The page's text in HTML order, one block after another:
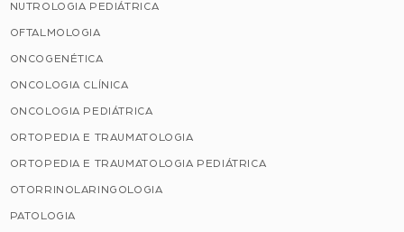
NUTROLOGIA PEDIÁTRICA
OFTALMOLOGIA
ONCOGENÉTICA
ONCOLOGIA CLÍNICA
ONCOLOGIA PEDIÁTRICA
ORTOPEDIA E TRAUMATOLOGIA
ORTOPEDIA E TRAUMATOLOGIA PEDIÁTRICA
OTORRINOLARINGOLOGIA
PATOLOGIA